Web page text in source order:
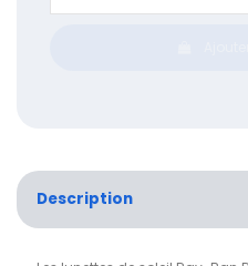
Description